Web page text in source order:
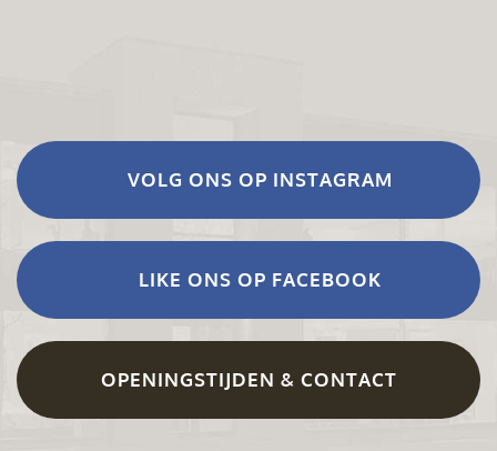
VOLG ONS OP INSTAGRAM
LIKE ONS OP FACEBOOK
OPENINGSTIJDEN & CONTACT